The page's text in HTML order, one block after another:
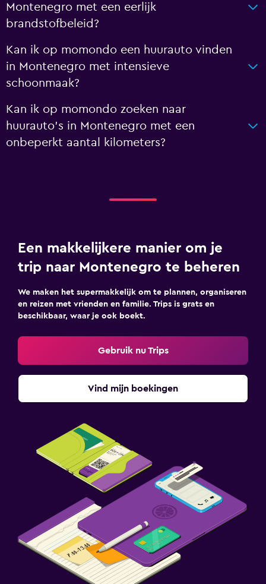
Montenegro met een eerlijk
brandstofbeleid?
Kan ik op momondo een huurauto vinden
in Montenegro met intensieve
schoonmaak?
Kan ik op momondo zoeken naar
huurauto's in Montenegro met een
onbeperkt aantal kilometers?
Een makkelijkere manier om je
trip naar Montenegro te beheren
We maken het supermakkelijk om te plannen, organiseren
en reizen met vrienden en familie. Trips is grats en
beschikbaar, waar je ook boekt.
Gebruik nu Trips
Vind mijn boekingen